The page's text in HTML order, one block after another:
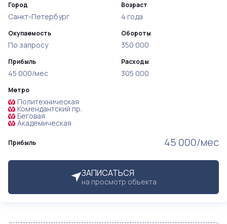
Прибыль 45 000/мес
ЗАПИСАТЬСЯ
на просмотр объекта
Город
Санкт-Петербург
Окупаемость
По запросу
Прибыль
45 000/мес
Возраст
4 года
Обороты
350 000
Расходы
305 000
Метро
Политехническая
Комендантский пр.
Беговая
Академическая